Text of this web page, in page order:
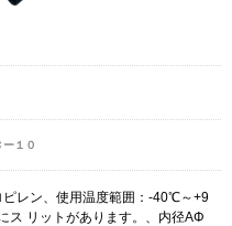
１０
ピレン、使用温度範囲：-40℃～+9
ス リットがあります。、内径AΦ